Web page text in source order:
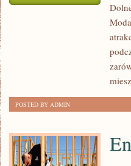
POSTED BY ADMIN